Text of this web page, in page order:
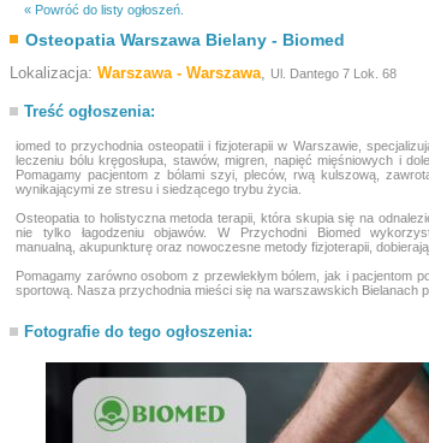
« Powróć do listy ogłoszeń.
Osteopatia Warszawa Bielany - Biomed
Lokalizacja: Warszawa - Warszawa, Ul. Dantego 7 Lok. 68
Treść ogłoszenia:
iomed to przychodnia osteopatii i fizjoterapii w Warszawie,
leczeniu bólu kręgosłupa, stawów, migren, napięć mięśniowych i
Pomagamy pacjentom z bólami szyi, pleców, rwą kulszową,
wynikającymi ze stresu i siedzącego trybu życia.
Osteopatia to holistyczna metoda terapii, która skupia się na
nie tylko łagodzeniu objawów. W Przychodni Biomed
manualną, akupunkturę oraz nowoczesne metody fizjoterapii,
Pomagamy zarówno osobom z przewlekłym bólem, jak i
sportową. Nasza przychodnia mieści się na warszawskich Bielanach
Fotografie do tego ogłoszenia: